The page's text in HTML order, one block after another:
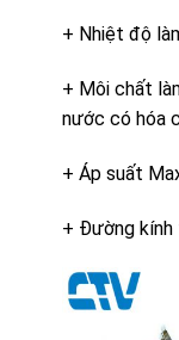
+ Nhiệt độ
+ Môi chất
nước có hóa
+ Áp suất
+ Đường kính